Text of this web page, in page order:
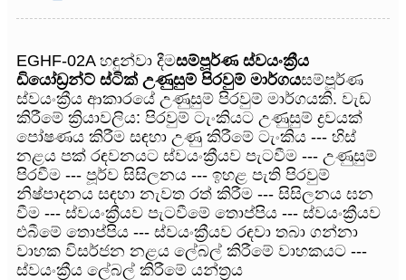
EGHF-02A හඳුන්වා දීමසම්පූර්ණ ස්වයංක්‍රීය
ඩියෝඩ්‍රන්ට් ස්ටික් උණුසුම් පිරවුම් මාර්ගයසම්පූර්ණ
ස්වයංක්‍රීය ආකාරයේ උණුසුම් පිරවුම් මාර්ගයකි. වැඩ
කිරීමේ ක්‍රියාවලිය: පිරවුම් ටැංකියට උණුසුම් ද්‍රවයක්
පෝෂණය කිරීම සඳහා උණු කිරීමේ ටැංකිය --- හිස්
නළය පක් රඳවනයට ස්වයංක්‍රීයව පැටවීම --- උණුසුම්
පිරවීම --- පූර්ව සිසිලනය --- ඉහළ පැති පිරවුම්
නිෂ්පාදනය සඳහා නැවත රත් කිරීම --- සිසිලනය ඝන
වීම --- ස්වයංක්‍රීයව පැටවීමේ තොප්පිය --- ස්වයංක්‍රීයව
එබීමේ තොප්පිය --- ස්වයංක්‍රීයව රඳවා තබා ගන්නා
වාහක විසර්ජන නළය ලේබල් කිරීමේ වාහකයට ---
ස්වයංක්‍රීය ලේබල් කිරීමේ යන්ත්‍රය